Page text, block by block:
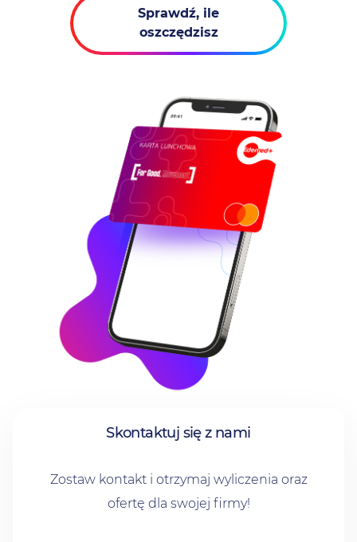
Sprawdź, ile
oszczędzisz
Skontaktuj się z nami
Zostaw kontakt i otrzymaj wyliczenia oraz
ofertę dla swojej firmy!